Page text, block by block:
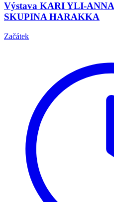
Výstava KARI YLI-
SKUPINA HARAKKA
Začátek